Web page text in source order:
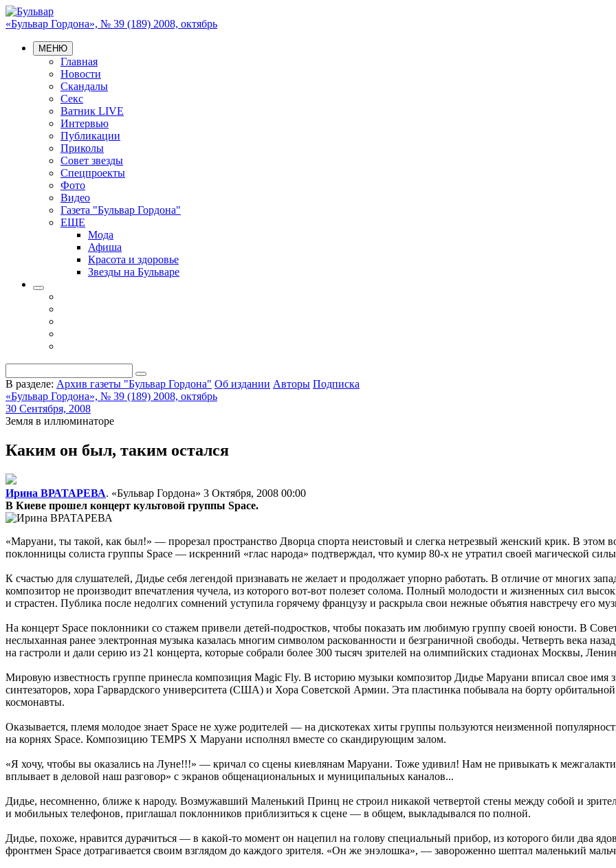
«Бульвар Гордона», № 39 (189) 2008, октябрь
МЕНЮ
Главная
Новости
Скандалы
Секс
Ватник LIVE
Интервью
Публикации
Приколы
Совет звезды
Спецпроекты
Фото
Видео
Газета "Бульвар Гордона"
ЕЩЕ
Мода
Афиша
Красота и здоровье
Звезды на Бульваре
В разделе: Архив газеты "Бульвар Гордона" Об издании Авторы Подписка
«Бульвар Гордона», № 39 (189) 2008, октябрь
30 Сентября, 2008
Земля в иллюминаторе
Каким он был, таким остался
Ирина ВРАТАРЕВА. «Бульвар Гордона» 3 Октября, 2008 00:00
В Киеве прошел концерт культовой группы Space.
«Маруани, ты такой, как был!» — прорезал пространство Дворца спорта неистовый и слегка нетрезвый женский крик. В этом
поклонницы солиста группы Sраce — искренний «глас народа» подтверждал, что кумир 80-х не утратил своей магической
К счастью для слушателей, Дидье себя легендой признавать не желает и продолжает упорно работать. В отличие от многих
композитор не производит впечатления чучела, из которого вот-вот полезет солома. Полный молодости и жизненных сил
и страстен. Публика после недолгих сомнений уступила горячему французу и раскрыла свои нежные объятия навстречу его
На концерт Sраce поклонники со стажем привели детей-подростков, чтобы показать им любимую группу своей юности. В
неслыханная ранее электронная музыка казалась многим символом раскованности и безграничной свободы. Четверть века
на гастроли и дали серию из 21 концерта, которые собрали более 300 тысяч зрителей на олимпийских стадионах Москвы,
Мировую известность группе принесла композиция Magic Fly. В историю музыки композитор Дидье Маруани вписал свое
синтезаторов, хора Гарвардского университета (США) и Хора Советской Армии. Эта пластинка побывала на борту
космонавты.
Оказывается, племя молодое знает Sраce не хуже родителей — на дискотеках хиты группы пользуются неизменной
на корнях Sраce. Композицию TEMPS Х Маруани исполнял вместе со скандирующим залом.
«Я хочу, чтобы вы оказались на Луне!!!» — кричал со сцены киевлянам Маруани. Тоже удивил! Нам не привыкать к
вплывает в деловой наш разговор» с экранов общенациональных и муниципальных каналов...
Дидье, несомненно, ближе к народу. Возмужавший Маленький Принц не строил никакой четвертой стены между собой и
и мобильных телефонов, приглашал поклонников приблизиться к сцене — в общем, выкладывался по полной.
Дидье, похоже, нравится дурачиться — в какой-то момент он нацепил на голову специальный прибор, из которого били два
фронтмен Sраce дотрагивается своим взглядом до каждого зрителя. «Он же энэлошка», — завороженно шептал маленький